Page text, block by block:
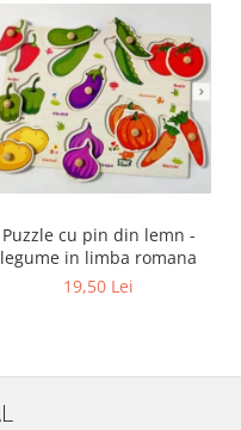
Puzzle cu pin din lemn -
legume in limba romana
19,50 Lei